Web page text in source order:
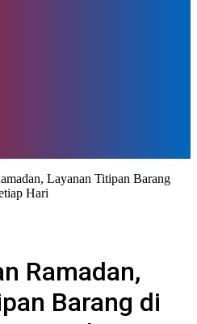
Layanan Titipan Barang
Hari
Ramadan,
Barang di